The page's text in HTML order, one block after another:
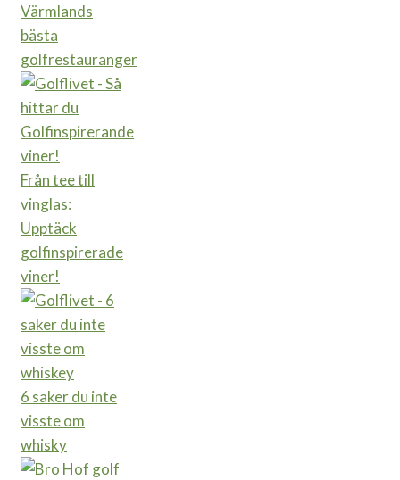
Värmlands
bästa
golfrestauranger
Från tee till
vinglas:
Upptäck
golfinspirerade
viner!
6 saker du inte
visste om
whisky